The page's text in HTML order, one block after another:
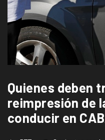
Quienes deben
reimpresión de
conducir en